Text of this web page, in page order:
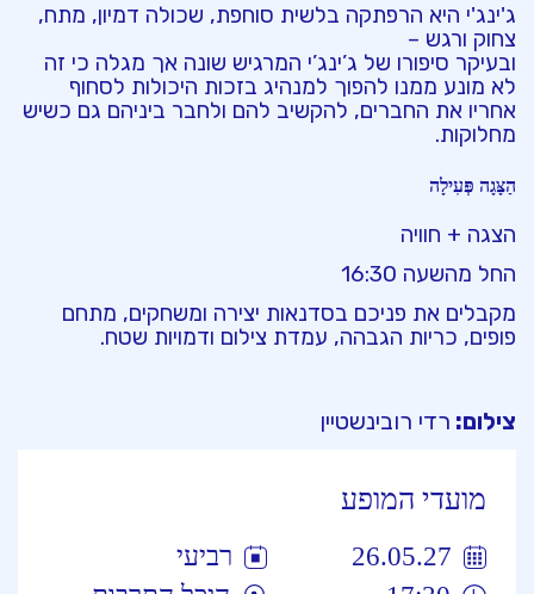
ג'ינג'י היא הרפתקה בלשית סוחפת, שכולה דמיון, מתח,
צחוק ורגש –
ובעיקר סיפורו של ג’ינג’י המרגיש שונה אך מגלה כי זה
לא מונע ממנו להפוך למנהיג בזכות היכולות לסחוף
אחריו את החברים, להקשיב להם ולחבר ביניהם גם כשיש
מחלוקות.
הַצָּגָה פְּעִילָה
הצגה + חוויה
החל מהשעה 16:30
מקבלים את פניכם בסדנאות יצירה ומשחקים, מתחם
פופים, כריות הגבהה, עמדת צילום ודמויות שטח.
צילום: רדי רובינשטיין
מועדי המופע
26.05.27
רביעי